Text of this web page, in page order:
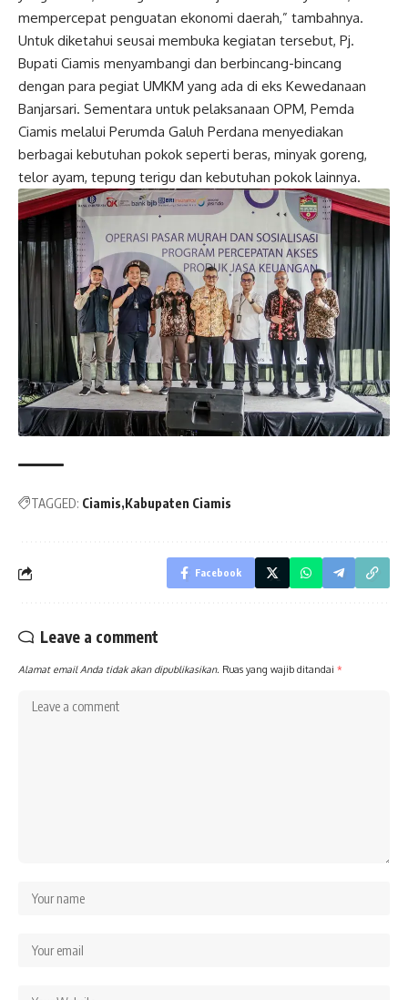
mempercepat penguatan ekonomi daerah,” tambahnya.
Untuk diketahui seusai membuka kegiatan tersebut, Pj.
Bupati Ciamis menyambangi dan berbincang-bincang
dengan para pegiat UMKM yang ada di eks Kewedanaan
Banjarsari. Sementara untuk pelaksanaan OPM, Pemda
Ciamis melalui Perumda Galuh Perdana menyediakan
berbagai kebutuhan pokok seperti beras, minyak goreng,
telor ayam, tepung terigu dan kebutuhan pokok lainnya.
navigation
TAGGED: Ciamis Kabupaten Ciamis
Facebook
Leave a comment
Alamat email Anda tidak akan dipublikasikan. Ruas yang wajib ditandai *